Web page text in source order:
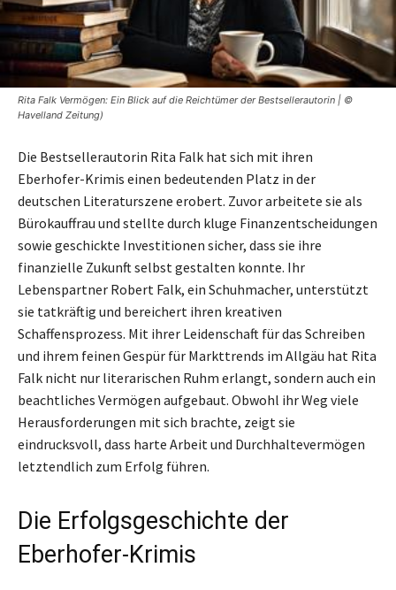
Rita Falk Vermögen: Ein Blick auf die Reichtümer der Bestsellerautorin | ©
Havelland Zeitung)
Die Bestsellerautorin Rita Falk hat sich mit ihren
Eberhofer-Krimis einen bedeutenden Platz in der
deutschen Literaturszene erobert. Zuvor arbeitete sie als
Bürokauffrau und stellte durch kluge Finanzentscheidungen
sowie geschickte Investitionen sicher, dass sie ihre
finanzielle Zukunft selbst gestalten konnte. Ihr
Lebenspartner Robert Falk, ein Schuhmacher, unterstützt
sie tatkräftig und bereichert ihren kreativen
Schaffensprozess. Mit ihrer Leidenschaft für das Schreiben
und ihrem feinen Gespür für Markttrends im Allgäu hat Rita
Falk nicht nur literarischen Ruhm erlangt, sondern auch ein
beachtliches Vermögen aufgebaut. Obwohl ihr Weg viele
Herausforderungen mit sich brachte, zeigt sie
eindrucksvoll, dass harte Arbeit und Durchhaltevermögen
letztendlich zum Erfolg führen.
Die Erfolgsgeschichte der
Eberhofer-Krimis